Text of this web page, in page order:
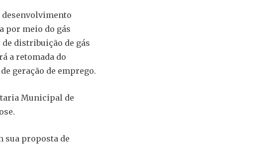
desenvolvimento
por meio do gás
distribuição de gás
a retomada do
geração de emprego.
Municipal de
sua proposta de